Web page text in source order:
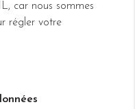
car nous sommes
régler votre